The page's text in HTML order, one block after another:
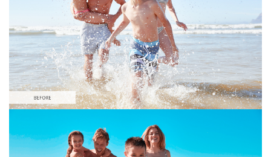
選んでください
Free Orange&Teal LUT #9
Orange and Teal LUTs